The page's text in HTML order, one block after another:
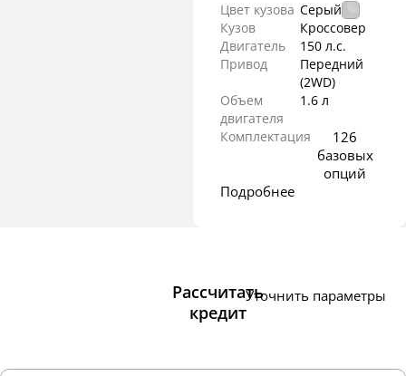
Цвет кузова Серый
Кузов
Кроссовер
Двигатель
150 л.с.
Привод
Передний
(2WD)
Объем
двигателя
1.6 л
Комплектация
126
базовых
опций
Подробнее
Рассчитать
кредит
Уточнить параметры